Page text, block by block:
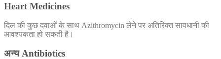
Heart Medicines
दिल की कुछ दवाओं के साथ Azithromycin लेने पर अतिरिक्त सावधानी की
आवश्यकता हो सकती है।
अन्य Antibiotics